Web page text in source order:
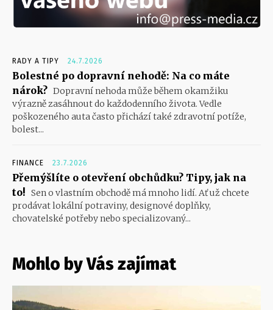
RADY A TIPY 24.7.2026
Bolestné po dopravní nehodě: Na co máte
nárok? Dopravní nehoda může během okamžiku
výrazně zasáhnout do každodenního života. Vedle
poškozeného auta často přichází také zdravotní potíže,
bolest...
FINANCE 23.7.2026
Přemýšlíte o otevření obchůdku? Tipy, jak na
to! Sen o vlastním obchodě má mnoho lidí. Ať už chcete
prodávat lokální potraviny, designové doplňky,
chovatelské potřeby nebo specializovaný...
Mohlo by Vás zajímat